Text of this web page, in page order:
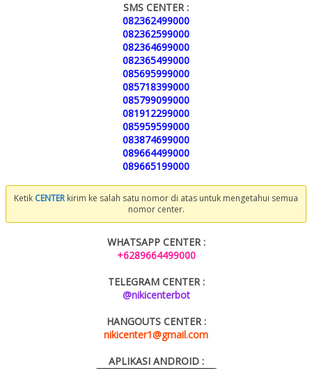
SMS CENTER :
082362499000
082362599000
082364699000
082365499000
085695999000
085718399000
085799099000
081912299000
085959599000
083874699000
089664499000
089665199000
Ketik CENTER kirim ke salah satu nomor di atas untuk mengetahui semua
nomor center.
WHATSAPP CENTER :
+6289664499000
TELEGRAM CENTER :
@nikicenterbot
HANGOUTS CENTER :
nikicenter1@gmail.com
APLIKASI ANDROID :